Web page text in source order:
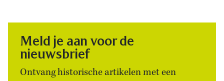
Meld je aan voor de
nieuwsbrief
Ontvang historische artikelen met een